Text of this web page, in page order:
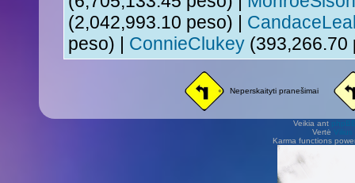
(2,042,993.10 peso) |
peso) | ConnieClukey
Neperskaityti pranešimai
Veikia ant
Vertė Vilius
Karma functions